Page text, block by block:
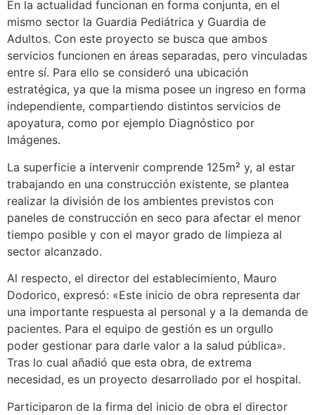
En la actualidad funcionan en forma conjunta, en el
mismo sector la Guardia Pediátrica y Guardia de
Adultos. Con este proyecto se busca que ambos
servicios funcionen en áreas separadas, pero vinculadas
entre sí. Para ello se consideró una ubicación
estratégica, ya que la misma posee un ingreso en forma
independiente, compartiendo distintos servicios de
apoyatura, como por ejemplo Diagnóstico por
Imágenes.
La superficie a intervenir comprende 125m² y, al estar
trabajando en una construcción existente, se plantea
realizar la división de los ambientes previstos con
paneles de construcción en seco para afectar el menor
tiempo posible y con el mayor grado de limpieza al
sector alcanzado.
Al respecto, el director del establecimiento, Mauro
Dodorico, expresó: «Este inicio de obra representa dar
una importante respuesta al personal y a la demanda de
pacientes. Para el equipo de gestión es un orgullo
poder gestionar para darle valor a la salud pública».
Tras lo cual añadió que esta obra, de extrema
necesidad, es un proyecto desarrollado por el hospital.
Participaron de la firma del inicio de obra el director